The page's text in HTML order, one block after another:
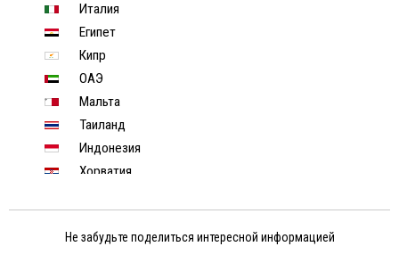
Италия
Египет
Кипр
ОАЭ
Мальта
Таиланд
Индонезия
Хорватия
Черногория
Не забудьте поделиться интересной информацией